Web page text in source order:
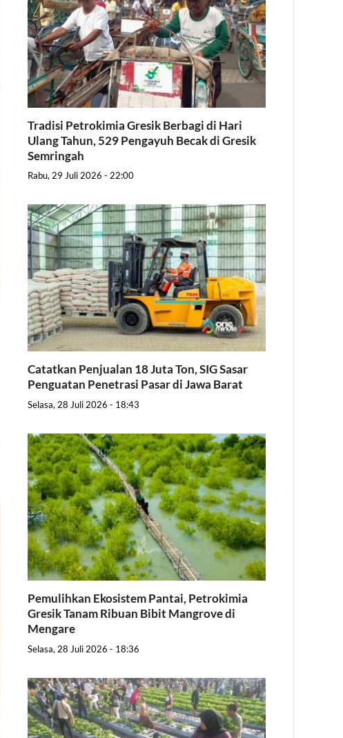
Tradisi Petrokimia Gresik Berbagi di Hari
Ulang Tahun, 529 Pengayuh Becak di Gresik
Semringah
Rabu, 29 Juli 2026 - 22:00
Catatkan Penjualan 18 Juta Ton, SIG Sasar
Penguatan Penetrasi Pasar di Jawa Barat
Selasa, 28 Juli 2026 - 18:43
Pemulihkan Ekosistem Pantai, Petrokimia
Gresik Tanam Ribuan Bibit Mangrove di
Mengare
Selasa, 28 Juli 2026 - 18:36